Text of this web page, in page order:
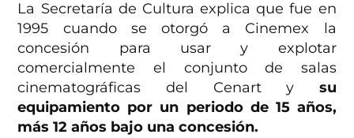
La Secretaría de Cultura explica que fue en
1995 cuando se otorgó a Cinemex la
concesión para usar y explotar
comercialmente el conjunto de salas
cinematográficas del Cenart y su
equipamiento por un periodo de 15 años,
más 12 años bajo una concesión.